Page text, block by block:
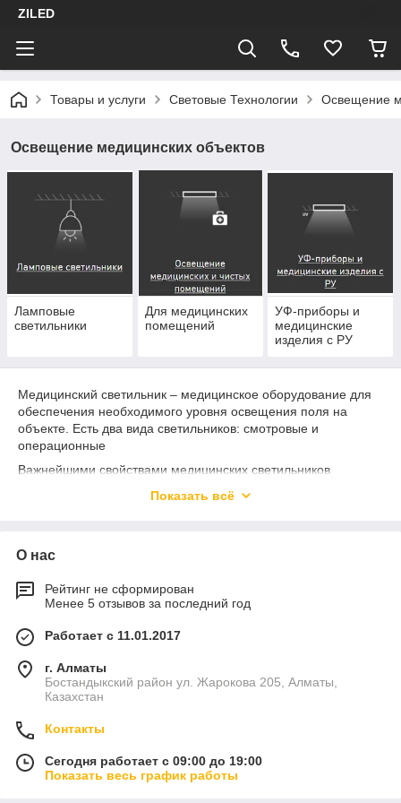
ZILED
Товары и услуги Световые Технологии Освещение
Освещение медицинских объектов
Ламповые
светильники
Для медицинских
помещений
УФ-приборы и
медицинские
изделия с РУ
Медицинский светильник – медицинское оборудование для
обеспечения необходимого уровня освещения поля на
объекте. Есть два вида светильников: смотровые и
операционные
Важнейшими свойствами медицинских светильников
отсутствие нагрева операционного поля
(фильтрация ИК-излучения);
безопасность (длительный срок службы, аварийная
минимизация турбуленции ламинарного потока
куполом лампы;
Освещение лечебных заведений подразделяется на
несколько видов: рабочее, дежурное (освещение в ночное
время суток), аварийное и эвакуационное.
Показать всё
О нас
Рейтинг не сформирован
Менее 5 отзывов за последний год
Работает с 11.01.2017
г. Алматы
Бостандыкский район ул. Жарокова 205, Алматы,
Казахстан
Контакты
Сегодня работает с 09:00 до 19:00
Показать весь график работы